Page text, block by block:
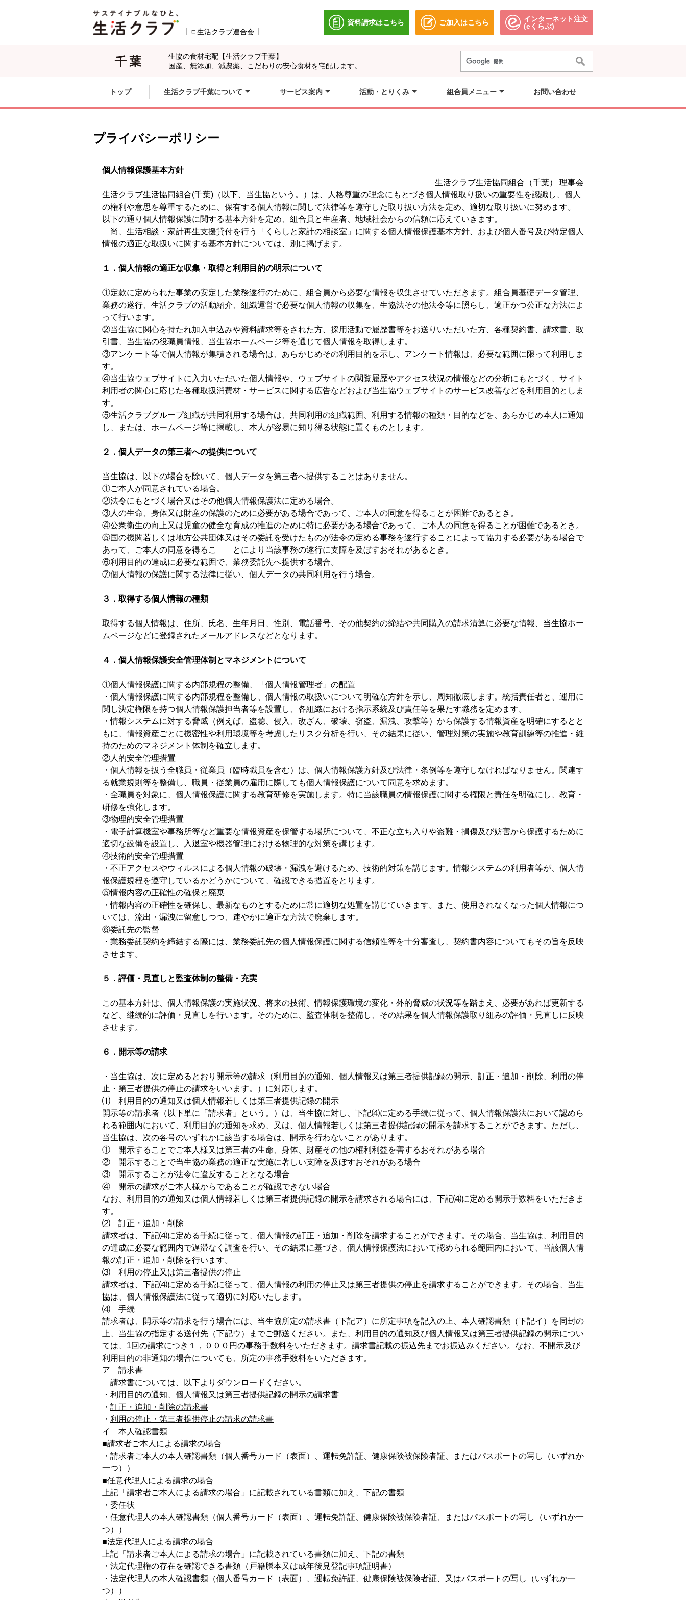
生活クラブ連合会 別のウィンドウで開きます。
資料請求はこちら
別のウィンドウで開きます。ご加入はこちら
別のウィンドウで開きます。
インターネット注文
(eくらぶ)別のウィンドウで開きます。
生協の食材宅配【生活クラブ千葉】
国産、無添加、減農薬、こだわりの安心食材を宅配します。
ここからサイト内共通メニューです。
サイト内共通メニューをスキップする
トップ 生活クラブ千葉について サービス案内 活動・とりくみ 組合員メニュー お問い合わせ
プライバシーポリシー
個人情報保護基本方針
生活クラブ生活協同組合（千葉） 理事会
生活クラブ生活協同組合(千葉)（以下、当生協という。）は、人格尊重の理念にもとづき個人情報取り扱いの重要性を認識し、個人
の権利や意思を尊重するために、保有する個人情報に関して法律等を遵守した取り扱い方法を定め、適切な取り扱いに努めます。
以下の通り個人情報保護に関する基本方針を定め、組合員と生産者、地域社会からの信頼に応えていきます。
尚、生活相談・家計再生支援貸付を行う「くらしと家計の相談室」に関する個人情報保護基本方針、および個人番号及び特定個人
情報の適正な取扱いに関する基本方針については、別に掲げます。
１．個人情報の適正な収集・取得と利用目的の明示について
①定款に定められた事業の安定した業務遂行のために、組合員から必要な情報を収集させていただきます。組合員基礎データ管理、
業務の遂行、生活クラブの活動紹介、組織運営で必要な個人情報の収集を、生協法その他法令等に照らし、適正かつ公正な方法によ
って行います。
②当生協に関心を持たれ加入申込みや資料請求等をされた方、採用活動で履歴書等をお送りいただいた方、各種契約書、請求書、取
引書、当生協の役職員情報、当生協ホームページ等を通じて個人情報を取得します。
③アンケート等で個人情報が集積される場合は、あらかじめその利用目的を示し、アンケート情報は、必要な範囲に限って利用しま
す。
④当生協ウェブサイトに入力いただいた個人情報や、ウェブサイトの閲覧履歴やアクセス状況の情報などの分析にもとづく、サイト
利用者の関心に応じた各種取扱消費材・サービスに関する広告などおよび当生協ウェブサイトのサービス改善などを利用目的としま
す。
⑤生活クラブグループ組織が共同利用する場合は、共同利用の組織範囲、利用する情報の種類・目的などを、あらかじめ本人に通知
し、または、ホームページ等に掲載し、本人が容易に知り得る状態に置くものとします。
２．個人データの第三者への提供について
当生協は、以下の場合を除いて、個人データを第三者へ提供することはありません。
①ご本人が同意されている場合。
②法令にもとづく場合又はその他個人情報保護法に定める場合。
③人の生命、身体又は財産の保護のために必要がある場合であって、ご本人の同意を得ることが困難であるとき。
④公衆衛生の向上又は児童の健全な育成の推進のために特に必要がある場合であって、ご本人の同意を得ることが困難であるとき。
⑤国の機関若しくは地方公共団体又はその委託を受けたものが法令の定める事務を遂行することによって協力する必要がある場合で
あって、ご本人の同意を得るこ とにより当該事務の遂行に支障を及ぼすおそれがあるとき。
⑥利用目的の達成に必要な範囲で、業務委託先へ提供する場合。
⑦個人情報の保護に関する法律に従い、個人データの共同利用を行う場合。
３．取得する個人情報の種類
取得する個人情報は、住所、氏名、生年月日、性別、電話番号、その他契約の締結や共同購入の請求清算に必要な情報、当生協ホー
ムページなどに登録されたメールアドレスなどとなります。
４．個人情報保護安全管理体制とマネジメントについて
①個人情報保護に関する内部規程の整備、「個人情報管理者」の配置
・個人情報保護に関する内部規程を整備し、個人情報の取扱いについて明確な方針を示し、周知徹底します。統括責任者と、運用に
関し決定権限を持つ個人情報保護担当者等を設置し、各組織における指示系統及び責任等を果たす職務を定めます。
・情報システムに対する脅威（例えば、盗聴、侵入、改ざん、破壊、窃盗、漏洩、攻撃等）から保護する情報資産を明確にするとと
もに、情報資産ごとに機密性や利用環境等を考慮したリスク分析を行い、その結果に従い、管理対策の実施や教育訓練等の推進・維
持のためのマネジメント体制を確立します。
②人的安全管理措置
・個人情報を扱う全職員・従業員（臨時職員を含む）は、個人情報保護方針及び法律・条例等を遵守しなければなりません。関連す
る就業規則等を整備し、職員・従業員の雇用に際しても個人情報保護について同意を求めます。
・全職員を対象に、個人情報保護に関する教育研修を実施します。特に当該職員の情報保護に関する権限と責任を明確にし、教育・
研修を強化します。
③物理的安全管理措置
・電子計算機室や事務所等など重要な情報資産を保管する場所について、不正な立ち入りや盗難・損傷及び妨害から保護するために
適切な設備を設置し、入退室や機器管理における物理的な対策を講じます。
④技術的安全管理措置
・不正アクセスやウィルスによる個人情報の破壊・漏洩を避けるため、技術的対策を講じます。情報システムの利用者等が、個人情
報保護規程を遵守しているかどうかについて、確認できる措置をとります。
⑤情報内容の正確性の確保と廃棄
・情報内容の正確性を確保し、最新なものとするために常に適切な処置を講じていきます。また、使用されなくなった個人情報につ
いては、流出・漏洩に留意しつつ、速やかに適正な方法で廃棄します。
⑥委託先の監督
・業務委託契約を締結する際には、業務委託先の個人情報保護に関する信頼性等を十分審査し、契約書内容についてもその旨を反映
させます。
５．評価・見直しと監査体制の整備・充実
この基本方針は、個人情報保護の実施状況、将来の技術、情報保護環境の変化・外的脅威の状況等を踏まえ、必要があれば更新する
など、継続的に評価・見直しを行います。そのために、監査体制を整備し、その結果を個人情報保護取り組みの評価・見直しに反映
させます。
６．開示等の請求
・当生協は、次に定めるとおり開示等の請求（利用目的の通知、個人情報又は第三者提供記録の開示、訂正・追加・削除、利用の停
止・第三者提供の停止の請求をいいます。）に対応します。
⑴ 利用目的の通知又は個人情報若しくは第三者提供記録の開示
開示等の請求者（以下単に「請求者」という。）は、当生協に対し、下記⑷に定める手続に従って、個人情報保護法において認めら
れる範囲内において、利用目的の通知を求め、又は、個人情報若しくは第三者提供記録の開示を請求することができます。ただし、
当生協は、次の各号のいずれかに該当する場合は、開示を行わないことがあります。
① 開示することでご本人様又は第三者の生命、身体、財産その他の権利利益を害するおそれがある場合
② 開示することで当生協の業務の適正な実施に著しい支障を及ぼすおそれがある場合
③ 開示することが法令に違反することとなる場合
④ 開示の請求がご本人様からであることが確認できない場合
なお、利用目的の通知又は個人情報若しくは第三者提供記録の開示を請求される場合には、下記⑷に定める開示手数料をいただきま
す。
⑵ 訂正・追加・削除
請求者は、下記⑷に定める手続に従って、個人情報の訂正・追加・削除を請求することができます。その場合、当生協は、利用目的
の達成に必要な範囲内で遅滞なく調査を行い、その結果に基づき、個人情報保護法において認められる範囲内において、当該個人情
報の訂正・追加・削除を行います。
⑶ 利用の停止又は第三者提供の停止
請求者は、下記⑷に定める手続に従って、個人情報の利用の停止又は第三者提供の停止を請求することができます。その場合、当生
協は、個人情報保護法に従って適切に対応いたします。
⑷ 手続
請求者は、開示等の請求を行う場合には、当生協所定の請求書（下記ア）に所定事項を記入の上、本人確認書類（下記イ）を同封の
上、当生協の指定する送付先（下記ウ）までご郵送ください。また、利用目的の通知及び個人情報又は第三者提供記録の開示につい
ては、1回の請求につき１，０００円の事務手数料をいただきます。請求書記載の振込先までお振込みください。なお、不開示及び
利用目的の非通知の場合についても、所定の事務手数料をいただきます。
ア 請求書
請求書については、以下よりダウンロードください。
・ 利用目的の通知、個人情報又は第三者提供記録の開示の請求書
・ 訂正・追加・削除の請求書
・ 利用の停止・第三者提供停止の請求の請求書
イ 本人確認書類
■請求者ご本人による請求の場合
・請求者ご本人の本人確認書類（個人番号カード（表面）、運転免許証、健康保険被保険者証、またはパスポートの写し（いずれか
一つ））
■任意代理人による請求の場合
上記「請求者ご本人による請求の場合」に記載されている書類に加え、下記の書類
・委任状
・任意代理人の本人確認書類（個人番号カード（表面）、運転免許証、健康保険被保険者証、またはパスポートの写し（いずれか一
つ））
■法定代理人による請求の場合
上記「請求者ご本人による請求の場合」に記載されている書類に加え、下記の書類
・法定代理権の存在を確認できる書類（戸籍謄本又は成年後見登記事項証明書）
・法定代理人の本人確認書類（個人番号カード（表面）、運転免許証、健康保険被保険者証、又はパスポートの写し（いずれか一
つ））